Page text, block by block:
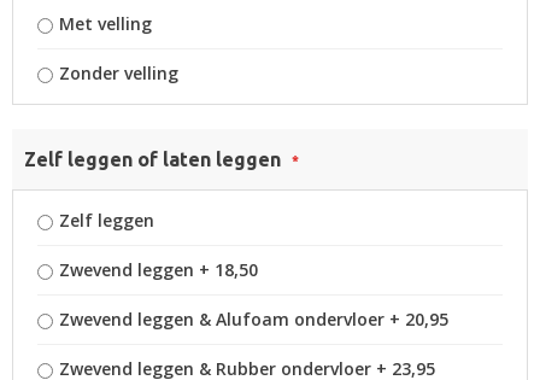
Met velling
Zonder velling
Zelf leggen of laten leggen
Zelf leggen
Zwevend leggen + 18,50
Zwevend leggen & Alufoam ondervloer + 20,95
Zwevend leggen & Rubber ondervloer + 23,95